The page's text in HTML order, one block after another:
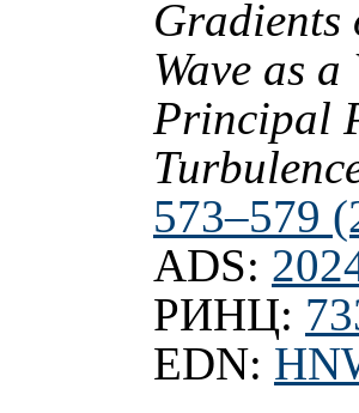
Gradients
Wave as
Principal
573–579
ADS:
РИНЦ:
EDN: